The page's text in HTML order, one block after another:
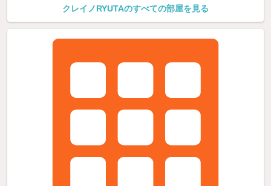
クレイノRYUTAのすべての部屋を見る